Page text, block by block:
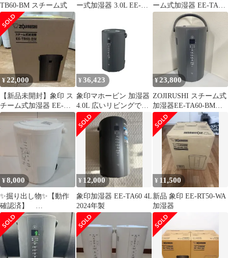
TB60-BM スチーム式
ー式加湿器 3.0L EE-
ーム式加湿器 EE-TA60
ブラック
¥22,000
【新品未開封】象印 ス
チーム式加湿器 EE-
TB60-BM ソフトブラッ
¥ 36,423
象印マホービン 加湿器
4.0L 広いリビングでも
使えるハイパワー加湿
タイプ スチーム式 蒸気
式 フィルター不要 お手
入れ簡単 ソフトブラッ
ク EE-TA60-BM 1
¥23,800
ZOJIRUSHI スチーム式
加湿器EE-TA60-BM
【Aランク】707
¥8,000
✨掘り出し物✨【動作
確認済】
ZOJIRUSHI（象印マホ
ービン）・2024年製ス
チーム式加湿器 EE-
RT50／SK-0589M
¥ 12,000
象印加湿器 EE-TA60 4L
2024年製
¥ 11,500
新品 象印 EE-RT50-WA
加湿器